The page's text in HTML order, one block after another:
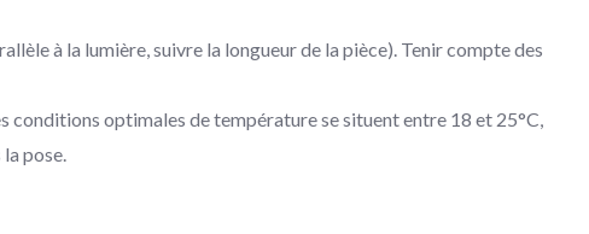
à la lumière, suivre la longueur de la pièce). Tenir compte des
conditions optimales de température se situent entre 18 et 25°C,
pose.